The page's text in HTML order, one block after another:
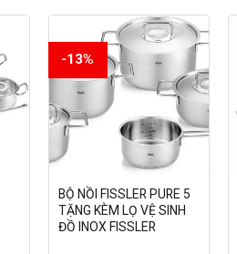
-13%
BỘ NỒI FISSLER PURE 5
TẶNG KÈM LỌ VỆ SINH
ĐỒ INOX FISSLER